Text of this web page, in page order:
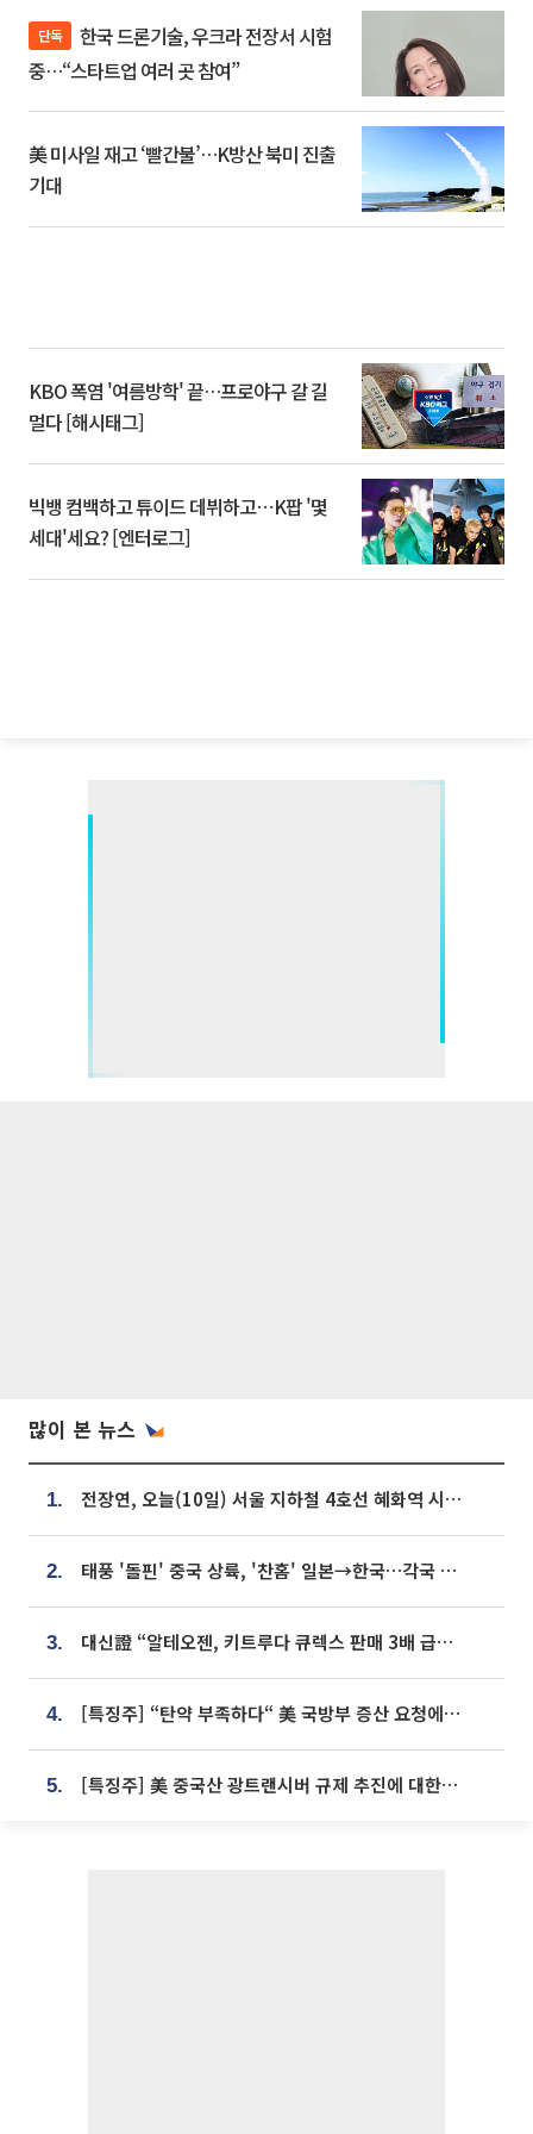
단독
중…“스타트업 여러 곳 참여”
美 미사일 재고 ‘빨간불’…K방산 북미 진출
기대
KBO 폭염 '여름방학' 끝…프로야구 갈 길
멀다 [해시태그]
빅뱅 컴백하고 튜이드 데뷔하고⋯K팝 '몇
세대'세요? [엔터로그]
많이 본 뉴스
1. 전장연, 오늘(10일) 서울 지하철 4호선 혜화역 시위…1호선 용산역 무정차
2. 태풍 '돌핀' 중국 상륙, '찬홈' 일본→한국…각국 기상청 예상 경로는?
3. 대신證 “알테오젠, 키트루다 큐렉스 판매 3배 급증…목표가 41만원 상향”
4. [특징주] “탄약 부족하다“ 美 국방부 증산 요청에⋯국내 방산주 급등세
5. [특징주] 美 중국산 광트랜시버 규제 추진에 대한광통신 등 광통신株 강세